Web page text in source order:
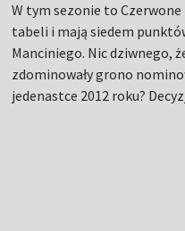
W tym sezonie to Czerwone
tabeli i mają siedem
Manciniego. Nic dziwnego,
zdominowały grono
jedenastce 2012 roku?